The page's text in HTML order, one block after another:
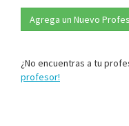
Agrega un Nuevo
¿No encuentras a tu
profesor!